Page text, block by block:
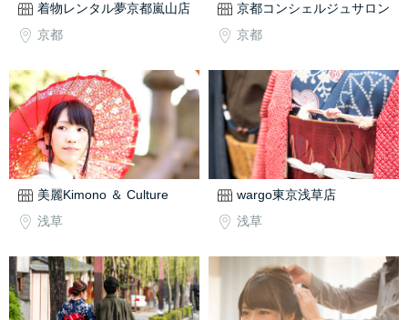
着物レンタル夢京都嵐山店
京都
京都コンシェルジュサロン
京都
美麗Kimono ＆ Culture
浅草
wargo東京浅草店
浅草